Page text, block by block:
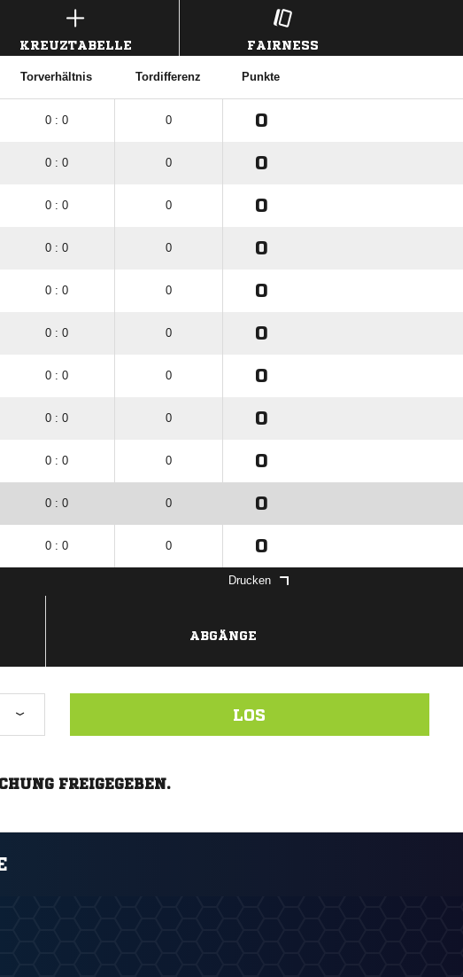
KREUZTABELLE FAIRNESS
Torverhältnis Tordifferenz Punkte
0 : 0 0 0
0 : 0 0 0
0 : 0 0 0
0 : 0 0 0
0 : 0 0 0
0 : 0 0 0
0 : 0 0 0
0 : 0 0 0
0 : 0 0 0
0 : 0 0 0
0 : 0 0 0
Drucken
ABGÄNGE
LOS
FREIGEGEBEN.